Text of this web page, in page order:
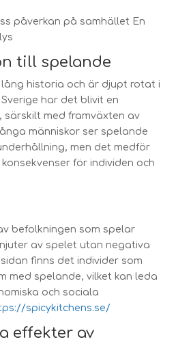
påverkan på samhället En
till spelande
historia och är djupt rotat i
har det blivit en
med framväxten av
människor ser spelande
men det medför
för individen och
befolkningen som spelar
av spelet utan negativa
finns det individer som
med spelande, vilket kan leda
och sociala
spicykitchens.se/
effekter av